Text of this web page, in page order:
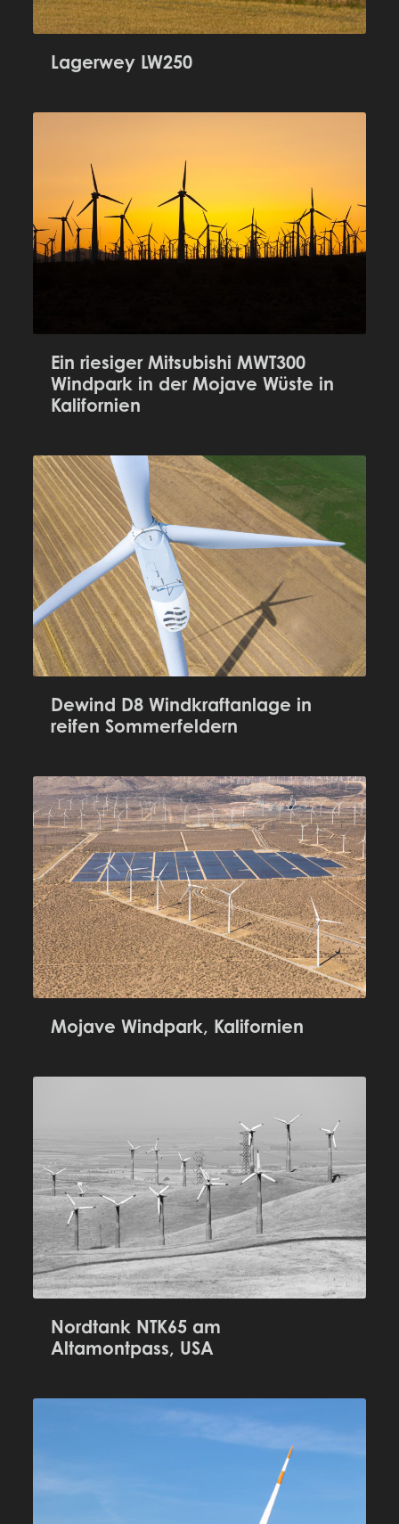
Lagerwey LW250
Ein riesiger Mitsubishi MWT300
Windpark in der Mojave Wüste in
Kalifornien
Dewind D8 Windkraftanlage in
reifen Sommerfeldern
Mojave Windpark, Kalifornien
Nordtank NTK65 am
Altamontpass, USA